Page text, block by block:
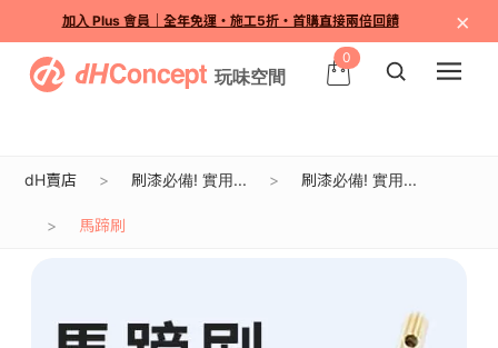
加入 Plus 會員｜全年免運・施工5折・首購直接兩倍回饋 ×
0
dH賣店 刷漆必備! 實用... 刷漆必備! 實用...
馬蹄刷